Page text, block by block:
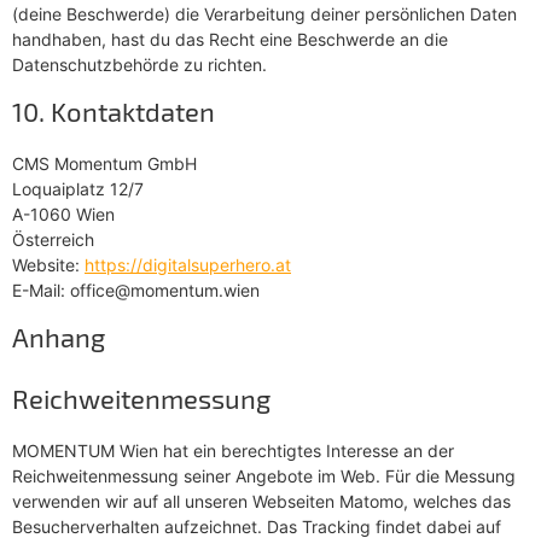
(deine Beschwerde) die Verarbeitung deiner persönlichen Daten
handhaben, hast du das Recht eine Beschwerde an die
Datenschutzbehörde zu richten.
10. Kontaktdaten
CMS Momentum GmbH
Loquaiplatz 12/7
A-1060 Wien
Österreich
Website: https://digitalsuperhero.at
E-Mail: office@momentum.wien
Anhang
Reichweitenmessung
MOMENTUM Wien hat ein berechtigtes Interesse an der
Reichweitenmessung seiner Angebote im Web. Für die Messung
verwenden wir auf all unseren Webseiten Matomo, welches das
Besucherverhalten aufzeichnet. Das Tracking findet dabei auf